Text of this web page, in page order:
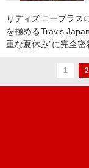
りディズニープラ
を極めるTravis
重な夏休み”に完全密
1 2